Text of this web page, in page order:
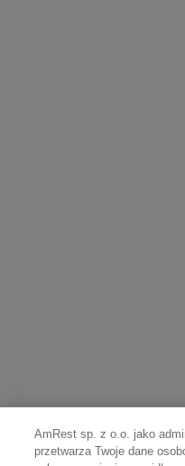
AmRest sp. z o.o. jako
przetwarza Twoje dane